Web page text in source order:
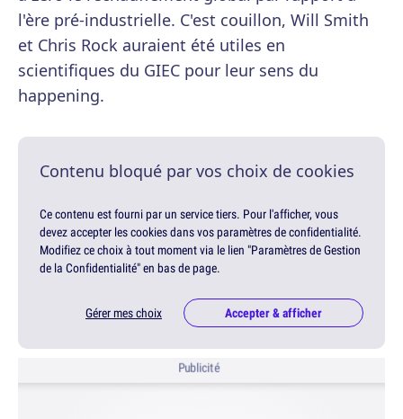
l'ère pré-industrielle. C'est couillon, Will Smith
et Chris Rock auraient été utiles en
scientifiques du GIEC pour leur sens du
happening.
Contenu bloqué par vos choix de cookies
Ce contenu est fourni par un service tiers. Pour l'afficher, vous
devez accepter les cookies dans vos paramètres de confidentialité.
Modifiez ce choix à tout moment via le lien "Paramètres de Gestion
de la Confidentialité" en bas de page.
Gérer mes choix Accepter & afficher
Publicité